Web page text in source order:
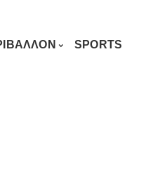
SPORTS